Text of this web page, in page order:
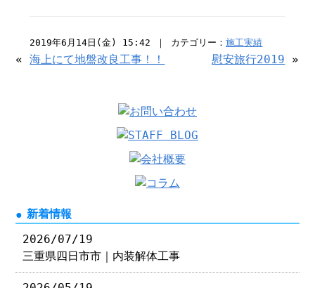
2019年6月14日(金) 15:42 ｜ カテゴリー：施工実績
«海上にて地盤改良工事！！ 慰安旅行2019 »
新着情報
2026/07/19
三重県四日市市｜内装解体工事